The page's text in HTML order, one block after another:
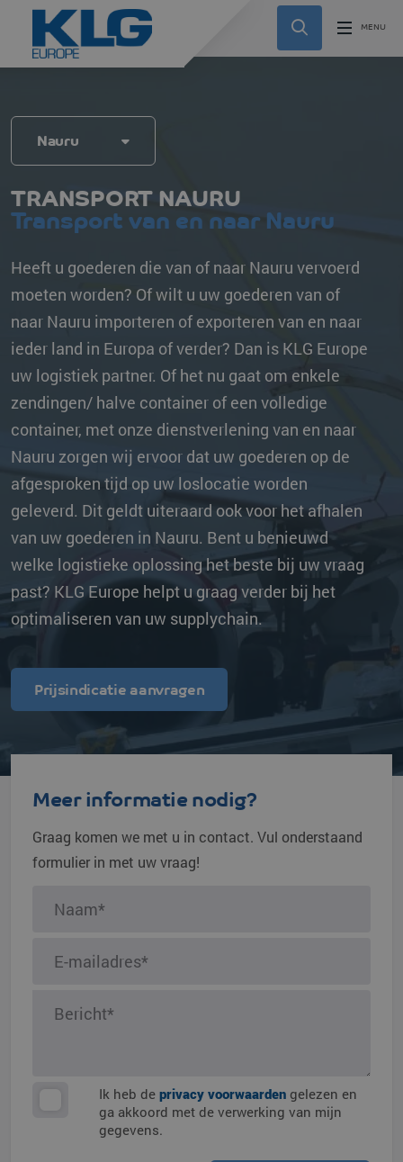
Nauru
TRANSPORT NAURU
Transport van en naar Nauru
Heeft u goederen die van of naar Nauru vervoerd
moeten worden? Of wilt u uw goederen van of
naar Nauru importeren of exporteren van en naar
ieder land in Europa of verder? Dan is KLG Europe
uw logistiek partner. Of het nu gaat om enkele
zendingen/ halve container of een volledige
container, met onze dienstverlening van en naar
Nauru zorgen wij ervoor dat uw goederen op de
afgesproken tijd op uw loslocatie worden
geleverd. Dit geldt uiteraard ook voor het afhalen
van uw goederen in Nauru. Bent u benieuwd
welke logistieke oplossing het beste bij uw vraag
past? KLG Europe helpt u graag verder bij het
optimaliseren van uw supplychain.
Prijsindicatie aanvragen
Meer informatie nodig?
Graag komen we met u in contact. Vul onderstaand
formulier in met uw vraag!
Ik heb de privacy voorwaarden gelezen en
ga akkoord met de verwerking van mijn
gegevens.